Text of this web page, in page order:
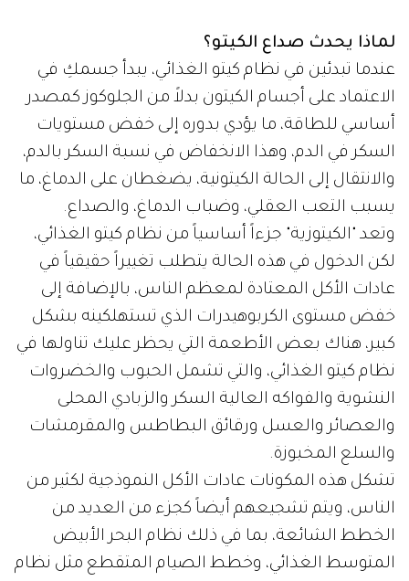
لماذا يحدث صداع الكيتو؟
عندما تبدئين في نظام كيتو الغذائي، يبدأ جسمكِ في
الاعتماد على أجسام الكيتون بدلاً من الجلوكوز كمصدر
أساسي للطاقة، ما يؤدي بدوره إلى خفض مستويات
السكر في الدم، وهذا الانخفاض في نسبة السكر بالدم،
والانتقال إلى الحالة الكيتونية، يضغطان على الدماغ، ما
يسبب التعب العقلي، وضباب الدماغ، والصداع.
وتعد "الكيتوزية" جزءاً أساسياً من نظام كيتو الغذائي،
لكن الدخول في هذه الحالة يتطلب تغييراً حقيقياً في
عادات الأكل المعتادة لمعظم الناس، بالإضافة إلى
خفض مستوى الكربوهيدرات الذي تستهلكينه بشكل
كبير، هناك بعض الأطعمة التي يحظر عليك تناولها في
نظام كيتو الغذائي، والتي تشمل الحبوب والخضروات
النشوية والفواكه العالية السكر والزبادي المحلى
والعصائر والعسل ورقائق البطاطس والمقرمشات
والسلع المخبوزة.
تشكل هذه المكونات عادات الأكل النموذجية لكثير من
الناس، ويتم تشجيعهم أيضاً كجزء من العديد من
الخطط الشائعة، بما في ذلك نظام البحر الأبيض
المتوسط الغذائي، وخطط الصيام المتقطع مثل نظام